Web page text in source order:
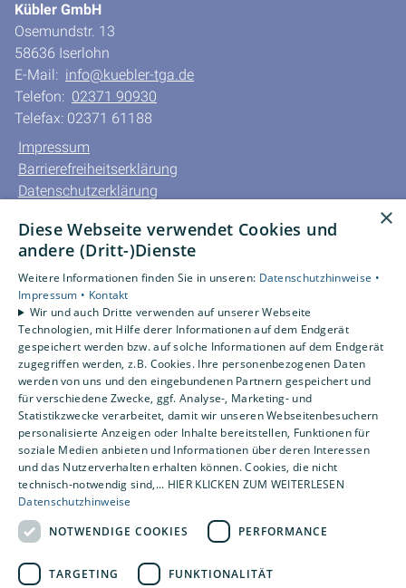
Kübler GmbH
Osemundstr. 13
58636 Iserlohn
E-Mail: info@kuebler-tga.de
Telefon: 02371 90930
Telefax: 02371 61188
Impressum
Barrierefreiheitserklärung
Datenschutzerklärung
Unsere Bereiche
Privatkunden
Gewerbekunden
Karriere
Unternehmen
Kontakt
Um externe HTML-Inhalte anzuzeigen, benötigen wir
Ihre Einwilligung.
Weitere Informationen finden Sie in unserer
Datenschutzerklärung.
Cookie-Einstellungen öffnen
×
Diese Webseite verwendet Cookies und
andere (Dritt-)Dienste
Weitere Informationen finden Sie in unseren: Datenschutzhinweise •
Impressum • Kontakt
Wir und auch Dritte verwenden auf unserer Webseite
Technologien, mit Hilfe derer Informationen auf dem Endgerät
gespeichert werden bzw. auf solche Informationen auf dem Endgerät
zugegriffen werden, z.B. Cookies. Ihre personenbezogenen Daten
werden von uns und den eingebundenen Partnern gespeichert und
für verschiedene Zwecke, ggf. Analyse-, Marketing- und
Statistikzwecke verarbeitet, damit wir unseren Webseitenbesuchern
personalisierte Anzeigen oder Inhalte bereitstellen, Funktionen für
soziale Medien anbieten und Informationen über deren Interessen
und das Nutzerverhalten erhalten können. Cookies, die nicht
technisch-notwendig sind,... HIER KLICKEN ZUM WEITERLESEN
Datenschutzhinweise
NOTWENDIGE COOKIES
PERFORMANCE
TARGETING FUNKTIONALITÄT